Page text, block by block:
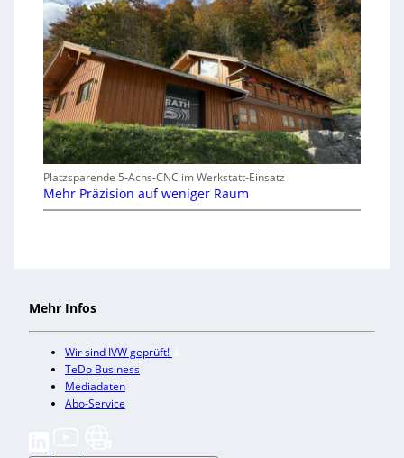
Platzsparende 5-Achs-CNC im Werkstatt-Einsatz
Mehr Präzision auf weniger Raum
Mehr Infos
Wir sind IVW geprüft!
TeDo Business
Mediadaten
Abo-Service